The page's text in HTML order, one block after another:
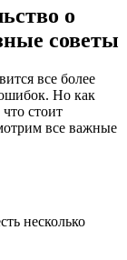
о
советы
Но как
стоит
все важные
несколько